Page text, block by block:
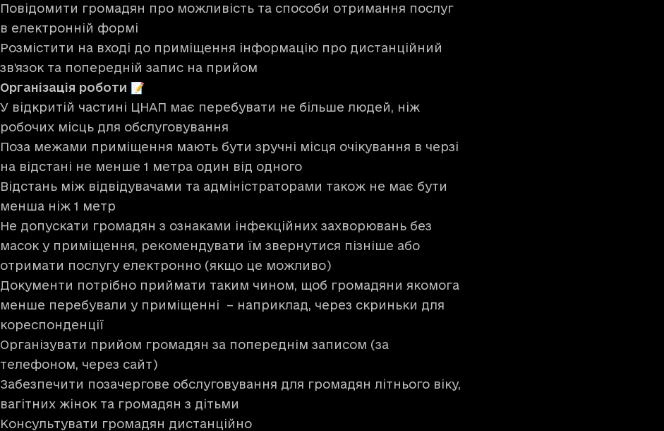
Повідомити громадян про можливість та способи отримання послуг
в електронній формі
Розмістити на вході до приміщення інформацію про дистанційний
зв'язок та попередній запис на прийом
Організація роботи 📝
У відкритій частині ЦНАП має перебувати не більше людей, ніж
робочих місць для обслуговування
Поза межами приміщення мають бути зручні місця очікування в черзі
на відстані не менше 1 метра один від одного
Відстань між відвідувачами та адміністраторами також не має бути
менша ніж 1 метр
Не допускати громадян з ознаками інфекційних захворювань без
масок у приміщення, рекомендувати їм звернутися пізніше або
отримати послугу електронно (якщо це можливо)
Документи потрібно приймати таким чином, щоб громадяни якомога
менше перебували у приміщенні – наприклад, через скриньки для
кореспонденції
Організувати прийом громадян за попереднім записом (за
телефоном, через сайт)
Забезпечити позачергове обслуговування для громадян літнього віку,
вагітних жінок та громадян з дітьми
Консультувати громадян дистанційно